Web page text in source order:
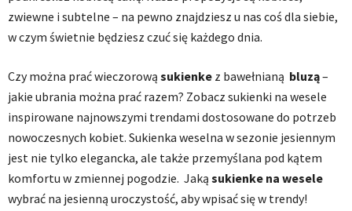
zwiewne i subtelne – na pewno znajdziesz u nas coś dla siebie,
w czym świetnie będziesz czuć się każdego dnia.
Czy można prać wieczorową sukienke z bawełnianą bluzą–
jakie ubrania można prać razem? Zobacz sukienki na wesele
inspirowane najnowszymi trendami dostosowane do potrzeb
nowoczesnych kobiet. Sukienka weselna w sezonie jesiennym
jest nie tylko elegancka, ale także przemyślana pod kątem
komfortu w zmiennej pogodzie. Jaką sukienke na wesele
wybrać na jesienną uroczystość, aby wpisać się w trendy!